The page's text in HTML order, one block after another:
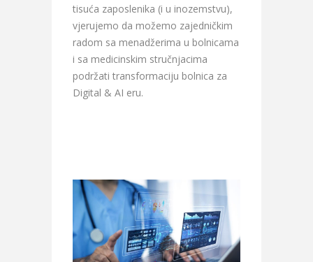
tisuća zaposlenika (i u inozemstvu),
vjerujemo da možemo zajedničkim
radom sa menadžerima u bolnicama
i sa medicinskim stručnjacima
podržati transformaciju bolnica za
Digital & AI eru.